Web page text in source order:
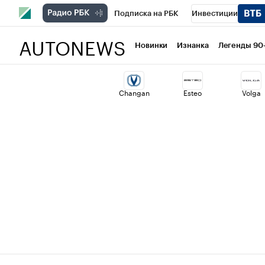
Подписка на РБК Инвестиции
Национальные проекты Город
Кредитные рейтинги Франшизы
AUTONEWS Новинки Изнанка Легенды
Changan Esteo Volga